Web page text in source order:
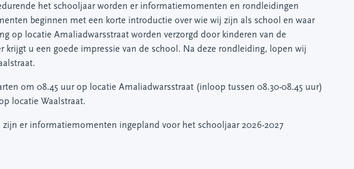
het schooljaar worden er informatiemomenten en rondleidingen
beginnen met een korte introductie over wie wij zijn als school en waar
op locatie Amaliadwarsstraat worden verzorgd door kinderen van de
krijgt u een goede impressie van de school. Na deze rondleiding, lopen wij
om 08.45 uur op locatie Amaliadwarsstraat (inloop tussen 08.30-08.45 uur)
locatie Waalstraat.
er informatiemomenten ingepland voor het schooljaar 2026-2027